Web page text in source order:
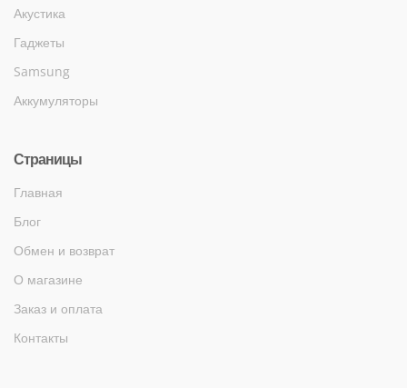
Акустика
Гаджеты
Samsung
Аккумуляторы
Страницы
Главная
Блог
Обмен и возврат
О магазине
Заказ и оплата
Контакты